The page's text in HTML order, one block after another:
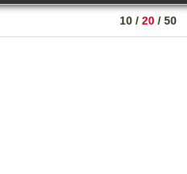
10 / 20 / 50
Ablauf
Typ
HTTP